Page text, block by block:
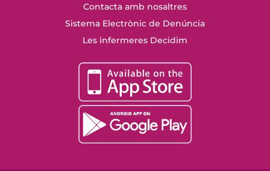
Contacta amb nosaltres
Sistema Electrònic de Denúncia
Les infermeres Decidim